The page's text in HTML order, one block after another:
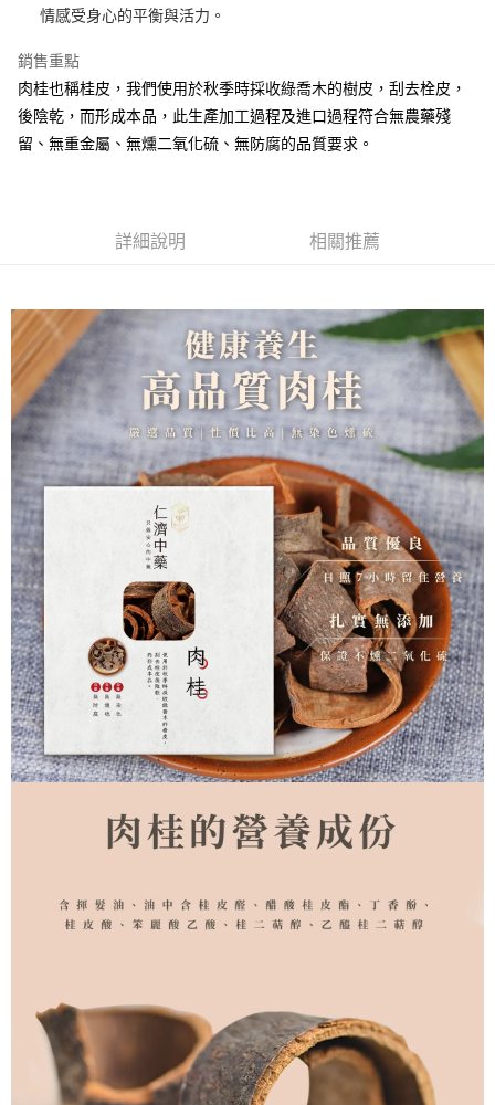
全家取貨付款
7-11取貨付款
每筆NT$120，滿NT$490(含以上)免運費
情感受身心的平衡與活力。
銷售重點
肉桂也稱桂皮，我們使用於秋季時採收綠喬木的樹皮，刮去栓皮，
後陰乾，而形成本品，此生產加工過程及進口過程符合無農藥殘
留、無重金屬、無燻二氧化硫、無防腐的品質要求。
詳細說明 相關推薦